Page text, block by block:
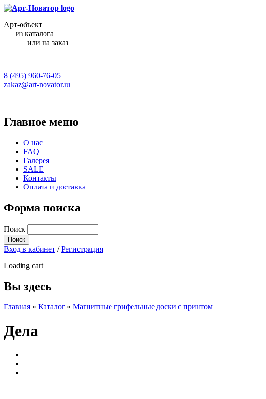
Арт-объект
из каталога
или на заказ
8 (495) 960-76-05
zakaz@art-novator.ru
Главное меню
О нас
FAQ
Галерея
SALE
Контакты
Оплата и доставка
Форма поиска
Поиск
Вход в кабинет /Регистрация
Loading cart
Вы здесь
Главная » Каталог » Магнитные грифельные доски c принтом
Дела